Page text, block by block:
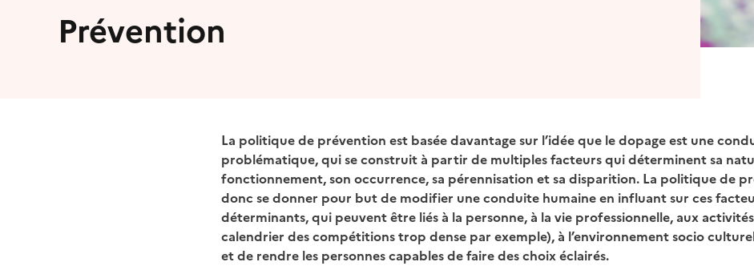
Prévention
La politique de prévention est basée davantage sur l’idée que le dopage est une
problématique, qui se construit à partir de multiples facteurs qui déterminent sa
fonctionnement, son occurrence, sa pérennisation et sa disparition. La politique de
donc se donner pour but de modifier une conduite humaine en influant sur ces
déterminants, qui peuvent être liés à la personne, à la vie professionnelle, aux
calendrier des compétitions trop dense par exemple), à l’environnement socio
et de rendre les personnes capables de faire des choix éclairés.